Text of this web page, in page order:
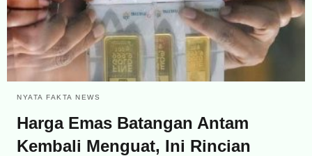
NYATA FAKTA NEWS
Harga Emas Batangan Antam
Kembali Menguat, Ini Rincian